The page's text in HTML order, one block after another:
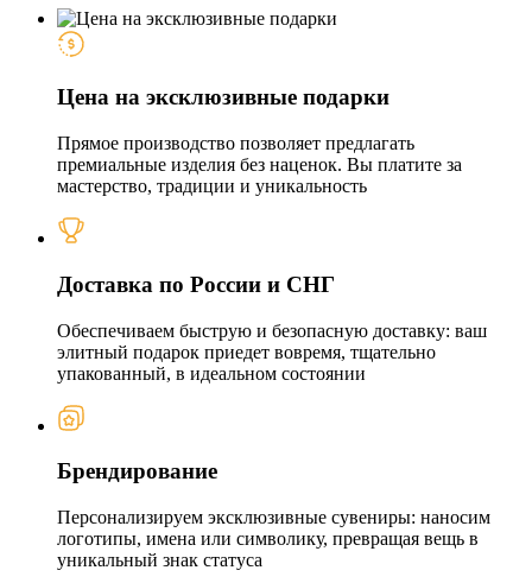
Цена на эксклюзивные подарки
Прямое производство позволяет предлагать
премиальные изделия без наценок. Вы платите за
мастерство, традиции и уникальность
Доставка по России и СНГ
Обеспечиваем быструю и безопасную доставку: ваш
элитный подарок приедет вовремя, тщательно
упакованный, в идеальном состоянии
Брендирование
Персонализируем эксклюзивные сувениры: наносим
логотипы, имена или символику, превращая вещь в
уникальный знак статуса